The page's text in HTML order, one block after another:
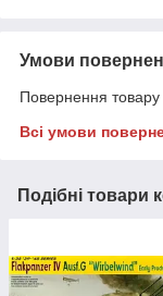
Умови
Повернення товару
Всі умови
Подібні товари